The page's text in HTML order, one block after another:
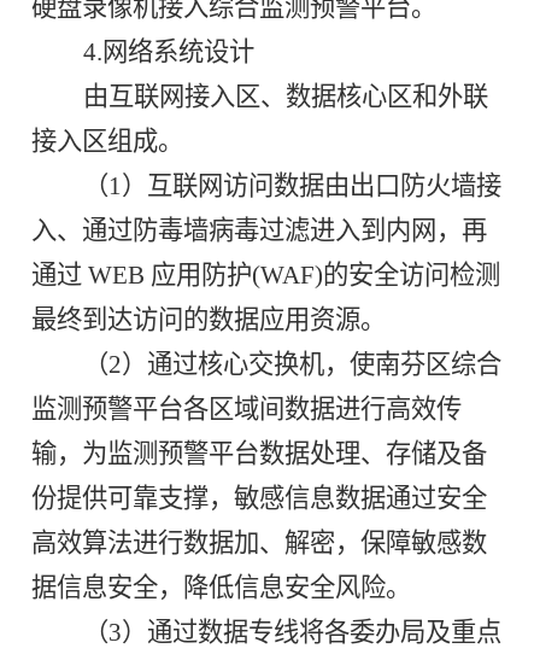
硬盘录像机接入综合监测预警平台。
4.网络系统设计
由互联网接入区、数据核心区和外联
接入区组成。
（1） 互联网访问数据由出口防火墙接
入、通过防毒墙病毒过滤进入到内网，再
通过 WEB 应用防护(WAF)的安全访问检测
最终到达访问的数据应用资源。
（2）通过核心交换机，使南芬区综合
监测预警平台各区域间数据进行高效传
输，为监测预警平台数据处理、存储及备
份提供可靠支撑，敏感信息数据通过安全
高效算法进行数据加、解密，保障敏感数
据信息安全，降低信息安全风险。
（3）通过数据专线将各委办局及重点